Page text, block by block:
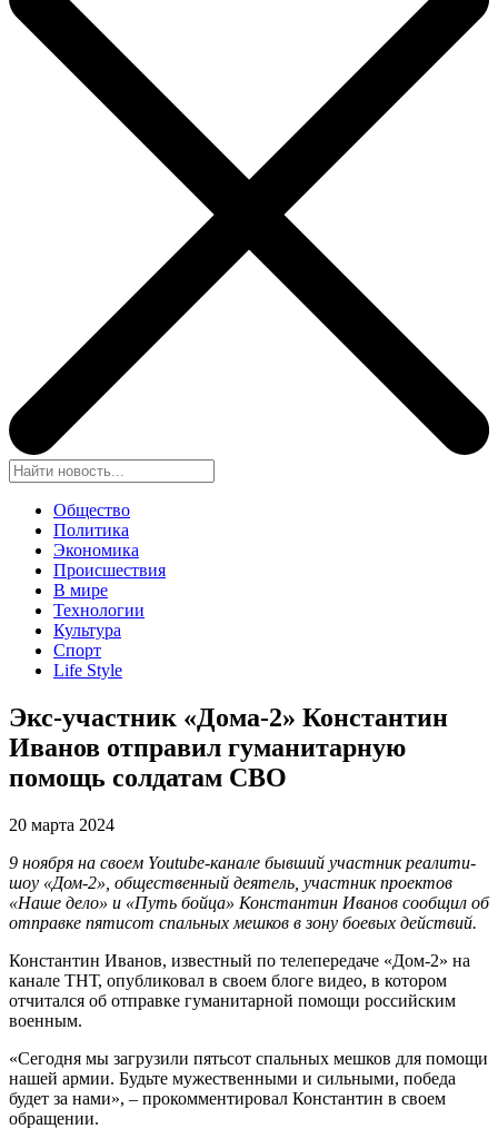
Общество
Политика
Экономика
Происшествия
В мире
Технологии
Культура
Спорт
Life Style
Экс-участник «Дома-2» Константин
Иванов отправил гуманитарную
помощь солдатам СВО
20 марта 2024
9 ноября на своем Youtube-канале бывший участник реалити-
шоу «Дом-2», общественный деятель, участник проектов
«Наше дело» и «Путь бойца» Константин Иванов сообщил об
отправке пятисот спальных мешков в зону боевых действий.
Константин Иванов, известный по телепередаче «Дом-2» на
канале ТНТ, опубликовал в своем блоге видео, в котором
отчитался об отправке гуманитарной помощи российским
военным.
«Сегодня мы загрузили пятьсот спальных мешков для помощи
нашей армии. Будьте мужественными и сильными, победа
будет за нами», – прокомментировал Константин в своем
обращении.